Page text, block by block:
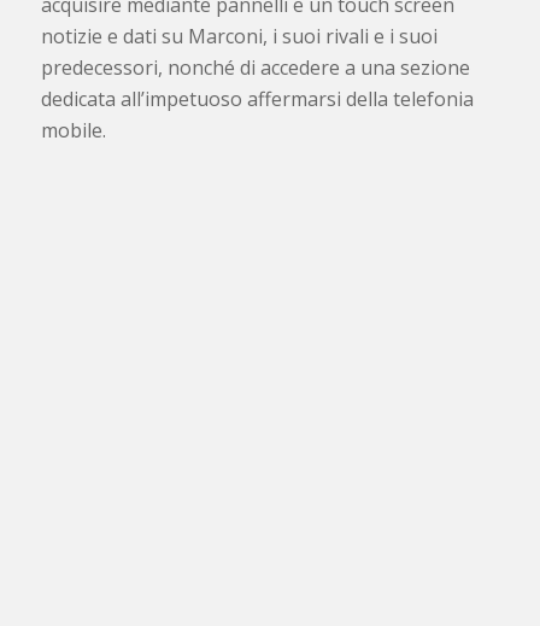
notizie e dati su Marconi, i suoi rivali e i suoi
predecessori, nonché di accedere a una sezione
dedicata all’impetuoso affermarsi della telefonia
mobile.